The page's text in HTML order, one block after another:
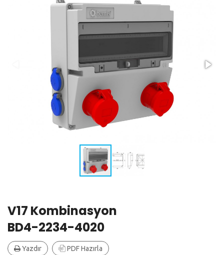
V17 Kombinasyon
BD4-2234-4020
Yazdır PDF Hazırla